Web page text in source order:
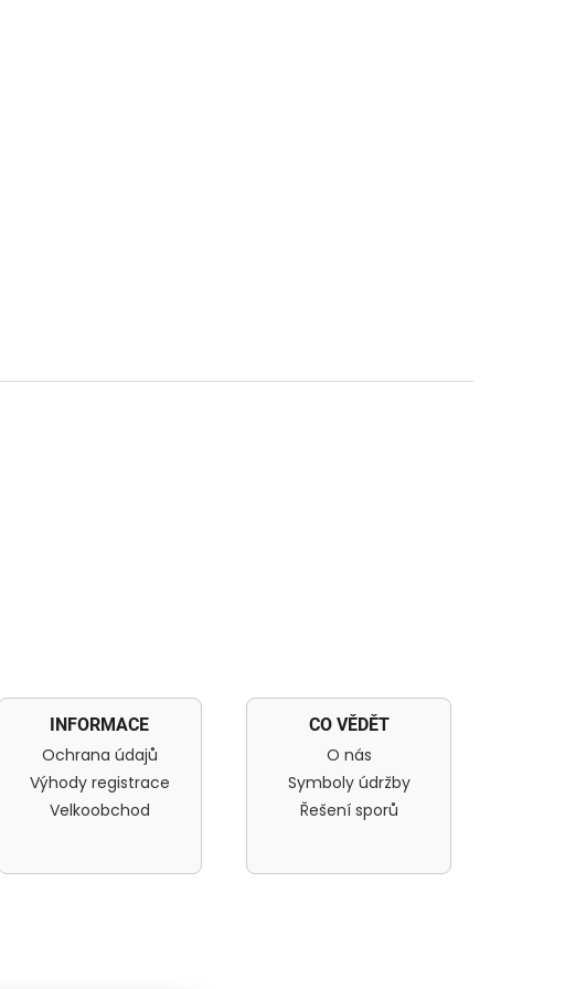
INFORMACE
Ochrana údajů
Výhody registrace
Velkoobchod
CO VĚDĚT
O nás
Symboly údržby
Řešení sporů